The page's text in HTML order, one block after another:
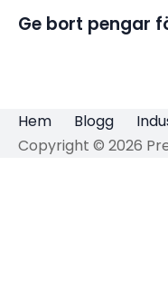
Ge bort pengar
Hem Blogg
Copyright © 2026